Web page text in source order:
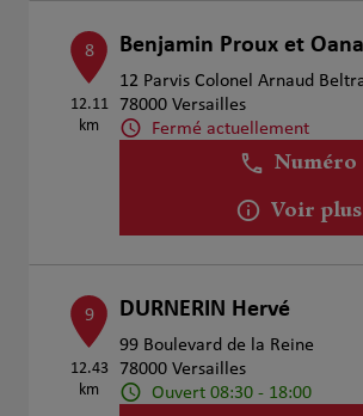
8
12.11
km
Benjamin Proux et
12 Parvis Colonel Arnaud
78000 Versailles
Fermé actuellement
Numéro
Voir plus
9
12.43
km
DURNERIN Hervé
99 Boulevard de la Reine
78000 Versailles
Ouvert 08:30 - 18:00